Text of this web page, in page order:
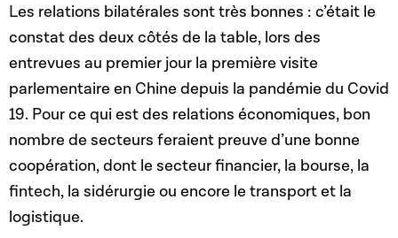
Les relations bilatérales sont très bonnes : c’était le
constat des deux côtés de la table, lors des
entrevues au premier jour la première visite
parlementaire en Chine depuis la pandémie du Covid
19. Pour ce qui est des relations économiques, bon
nombre de secteurs feraient preuve d’une bonne
coopération, dont le secteur financier, la bourse, la
fintech, la sidérurgie ou encore le transport et la
logistique.